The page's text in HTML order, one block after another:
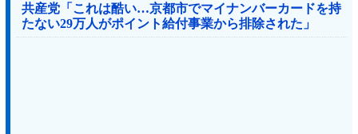
共産党「これは酷い…京都市でマイナンバーカードを持
たない29万人がポイント給付事業から排除された」